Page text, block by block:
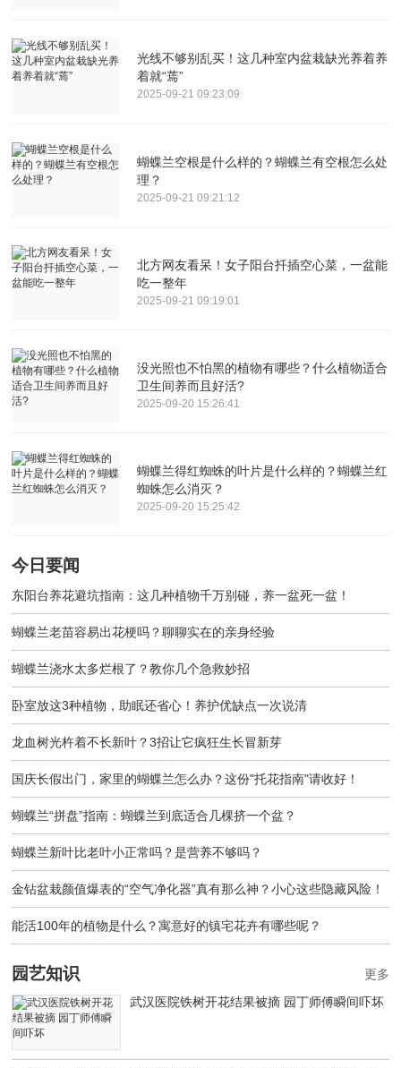
光线不够别乱买！这几种室内盆栽缺光养着养
着就“蔫”
2025-09-21 09:23:09
蝴蝶兰空根是什么样的？蝴蝶兰有空根怎么处
理？
2025-09-21 09:21:12
北方网友看呆！女子阳台扦插空心菜，一盆能
吃一整年
2025-09-21 09:19:01
没光照也不怕黑的植物有哪些？什么植物适合
卫生间养而且好活?
2025-09-20 15:26:41
蝴蝶兰得红蜘蛛的叶片是什么样的？蝴蝶兰红
蜘蛛怎么消灭？
2025-09-20 15:25:42
今日要闻
东阳台养花避坑指南：这几种植物千万别碰，养一盆死一盆！
蝴蝶兰老苗容易出花梗吗？聊聊实在的亲身经验
蝴蝶兰浇水太多烂根了？教你几个急救妙招
卧室放这3种植物，助眠还省心！养护优缺点一次说清
龙血树光杵着不长新叶？3招让它疯狂生长冒新芽
国庆长假出门，家里的蝴蝶兰怎么办？这份"托花指南"请收好！
蝴蝶兰“拼盘”指南：蝴蝶兰到底适合几棵挤一个盆？
蝴蝶兰新叶比老叶小正常吗？是营养不够吗？
金钻盆栽颜值爆表的“空气净化器”真有那么神？小心这些隐藏风险！
能活100年的植物是什么？寓意好的镇宅花卉有哪些呢？
园艺知识
武汉医院铁树开花结果被摘 园丁师傅瞬间吓坏
更多